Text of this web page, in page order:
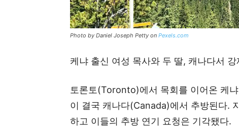
Photo by Daniel Joseph Petty on Pexels.com
케냐 출신 여성 목사와 두 딸, 캐나다서 강
토론토(Toronto)에서 목회를 이어온 케
이 결국 캐나다(Canada)에서 추방된다.
하고 이들의 추방 연기 요청은 기각됐다.